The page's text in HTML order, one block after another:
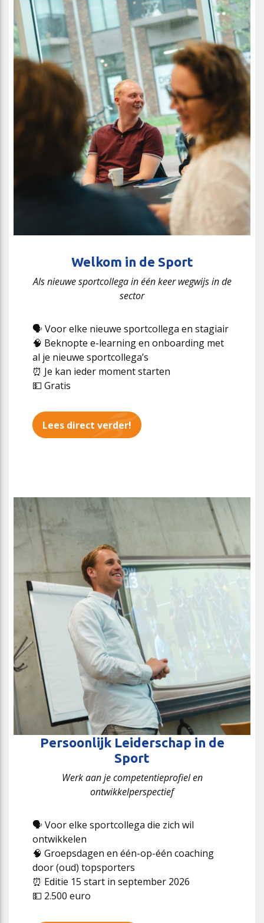
Welkom in de Sport
Als nieuwe sportcollega in één keer wegwijs in de
sector
🗣️ Voor elke nieuwe sportcollega en stagiair
🧠 Beknopte e-learning en onboarding met
al je nieuwe sportcollega’s
⏰ Je kan ieder moment starten
💵 Gratis
Lees direct verder!
Persoonlijk Leiderschap in de
Sport
Werk aan je competentieprofiel en
ontwikkelperspectief
🗣️ Voor elke sportcollega die zich wil
ontwikkelen
🧠 Groepsdagen en één-op-één coaching
door (oud) topsporters
⏰ Editie 15 start in september 2026
💵 2.500 euro